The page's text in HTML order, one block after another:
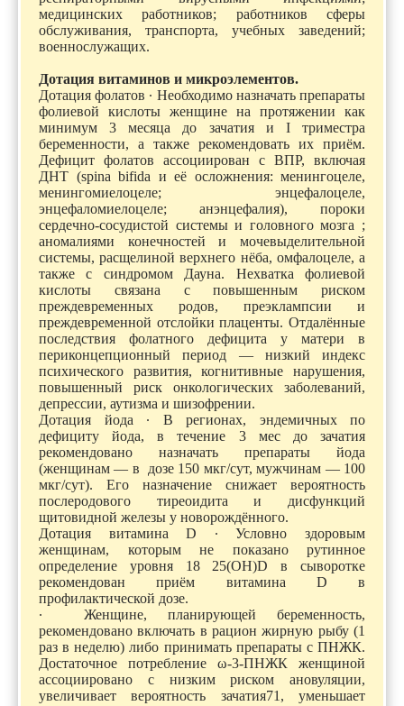
медицинских работников; работников сферы
обслуживания, транспорта, учебных заведений;
военнослужащих.
Дотация витаминов и микроэлементов.
Дотация фолатов ∙ Необходимо назначать препараты
фолиевой кислоты женщине на протяжении как
минимум 3 месяца до зачатия и I триместра
беременности, а также рекомендовать их приём.
Дефицит фолатов ассоциирован с ВПР, включая
ДНТ (spina bifida и её осложнения: менингоцеле,
менингомиелоцеле; энцефалоцеле,
энцефаломиелоцеле; анэнцефалия), пороки
сердечно-сосудистой системы и головного мозга ;
аномалиями конечностей и мочевыделительной
системы, расщелиной верхнего нёба, омфалоцеле, а
также с синдромом Дауна. Нехватка фолиевой
кислоты связана с повышенным риском
преждевременных родов, преэклампсии и
преждевременной отслойки плаценты. Отдалённые
последствия фолатного дефицита у матери в
периконцепционный период — низкий индекс
психического развития, когнитивные нарушения,
повышенный риск онкологических заболеваний,
депрессии, аутизма и шизофрении.
Дотация йода ∙ В регионах, эндемичных по
дефициту йода, в течение 3 мес до зачатия
рекомендовано назначать препараты йода
(женщинам — в дозе 150 мкг/сут, мужчинам — 100
мкг/сут). Его назначение снижает вероятность
послеродового тиреоидита и дисфункций
щитовидной железы у новорождённого.
Дотация витамина D ∙ Условно здоровым
женщинам, которым не показано рутинное
определение уровня 18 25(ОН)D в сыворотке
рекомендован приём витамина D в
профилактической дозе.
∙ Женщине, планирующей беременность,
рекомендовано включать в рацион жирную рыбу (1
раз в неделю) либо принимать препараты с ПНЖК.
Достаточное потребление ω-3-ПНЖК женщиной
ассоциировано с низким риском ановуляции,
увеличивает вероятность зачатия71, уменьшает